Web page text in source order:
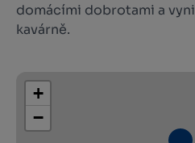
domácími dobrotami a
kavárně.
+
−